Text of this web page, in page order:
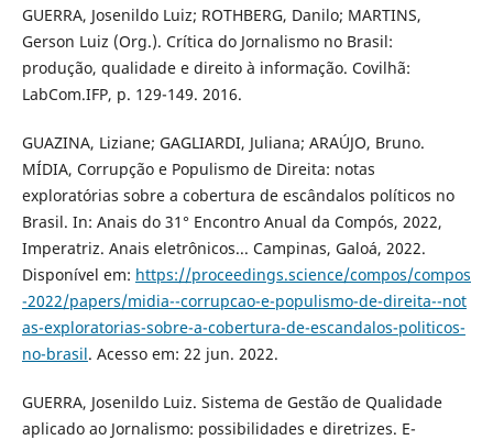
GUERRA, Josenildo Luiz; ROTHBERG, Danilo; MARTINS,
Gerson Luiz (Org.). Crítica do Jornalismo no Brasil:
produção, qualidade e direito à informação. Covilhã:
LabCom.IFP, p. 129-149. 2016.
GUAZINA, Liziane; GAGLIARDI, Juliana; ARAÚJO, Bruno.
MÍDIA, Corrupção e Populismo de Direita: notas
exploratórias sobre a cobertura de escândalos políticos no
Brasil. In: Anais do 31° Encontro Anual da Compós, 2022,
Imperatriz. Anais eletrônicos... Campinas, Galoá, 2022.
Disponível em: https://proceedings.science/compos/compos
-2022/papers/midia--corrupcao-e-populismo-de-direita--not
as-exploratorias-sobre-a-cobertura-de-escandalos-politicos-
no-brasil. Acesso em: 22 jun. 2022.
GUERRA, Josenildo Luiz. Sistema de Gestão de Qualidade
aplicado ao Jornalismo: possibilidades e diretrizes. E-